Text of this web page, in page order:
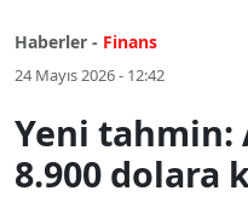
Haberler - Finans
24 Mayıs 2026 - 12:42
Yeni tahmin:
8.900 dolara